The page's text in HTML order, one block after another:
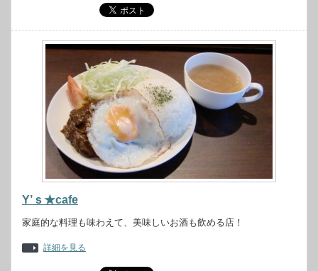
Y’ｓ★cafe
家庭的な料理も味わえて、美味しいお酒も飲める店！
詳細を見る